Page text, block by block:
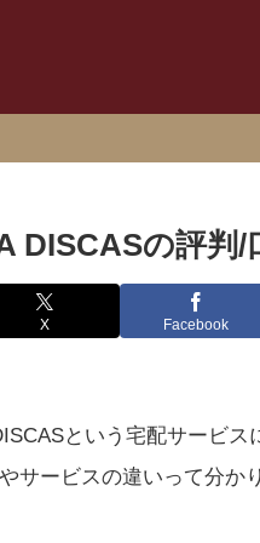
DISCASの評判
X Facebook
という宅配サービス
サービスの違いって分か